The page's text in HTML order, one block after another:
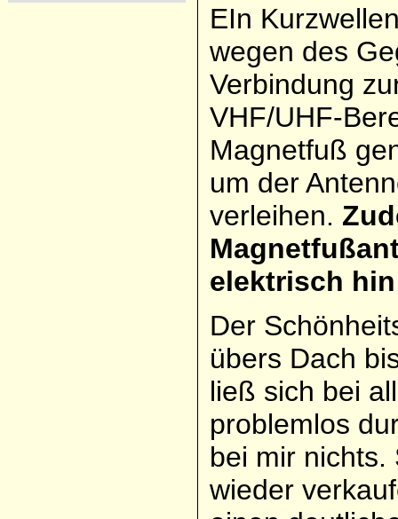
EIn
wegen des
Verbindung
VHF/UHF-
Magnetfuß
um der
verleihen.
elektrisch
Der
übers Dach
ließ sich bei
problemlos
bei mir nichts.
wieder